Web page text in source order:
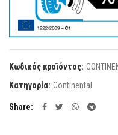
Κωδικός προϊόντος:
Κατηγορία: Continental
Share